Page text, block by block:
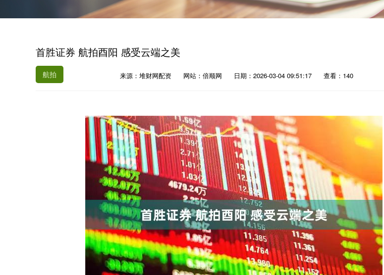
首胜证券 航拍酉阳 感受云端之美
航拍 来源：堆财网配资 网站：倍顺网 日期：2026-03-04 09:51:17 查看：140